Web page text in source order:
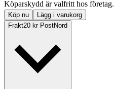
Köparskydd är valfritt hos företag.
Köp nu
Lägg i varukorg
Frakt20 kr PostNord